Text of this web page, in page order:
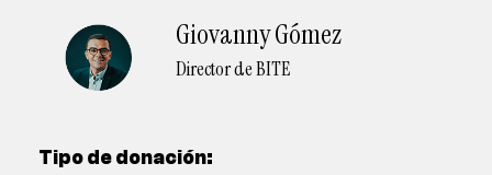
Giovanny Gómez
Director de BITE
Tipo de donación: